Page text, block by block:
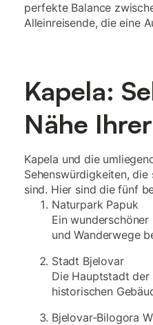
perfekte Balance
Alleinreisende, die eine
Kapela:
Nähe
Kapela und die
Sehenswürdigkeiten,
sind. Hier sind die fünf
Naturpark Papuk
Ein
und Wanderwege
Stadt Bjelovar
Die Hauptstadt
historischen
Bjelovar-Bilogora